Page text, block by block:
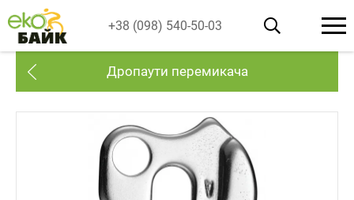
+38 (098) 540-50-03
Дропаути перемикача